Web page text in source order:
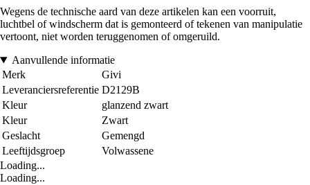
Wegens de technische aard van deze artikelen kan een voorruit,
luchtbel of windscherm dat is gemonteerd of tekenen van manipulatie
vertoont, niet worden teruggenomen of omgeruild.
Aanvullende informatie
Merk
Givi
Leveranciersreferentie D2129B
Kleur
glanzend zwart
Kleur
Zwart
Geslacht
Gemengd
Leeftijdsgroep
Volwassene
Loading...
Loading...